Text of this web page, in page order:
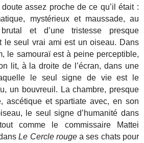
assez proche de ce qu’il était :
mystérieux et maussade, au
et d’une tristesse presque
le seul vrai ami est un oiseau. Dans
le samouraï est à peine perceptible,
lit, à la droite de l’écran, dans une
le seul signe de vie est le
un bouvreuil. La chambre, presque
ascétique et spartiate avec, en son
le seul signe d’humanité dans
comme le commissaire Mattei
Le Cercle rougea ses chats pour